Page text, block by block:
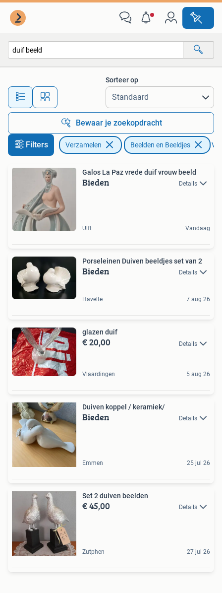
Alle afstanden…
Sorteer op
Bewaar je zoekopdracht
Filters Verzamelen Beelden en Beeldjes
Galos La Paz vrede duif vrouw beeld
Bieden Details
Ulft Vandaag
Porseleinen Duiven beeldjes set van 2
Bieden Details
Havelte 7 aug 26
glazen duif
€ 20,00 Details
Vlaardingen 5 aug 26
Duiven koppel / keramiek/
Bieden Details
Emmen 25 jul 26
Set 2 duiven beelden
€ 45,00 Details
Zutphen 27 jul 26